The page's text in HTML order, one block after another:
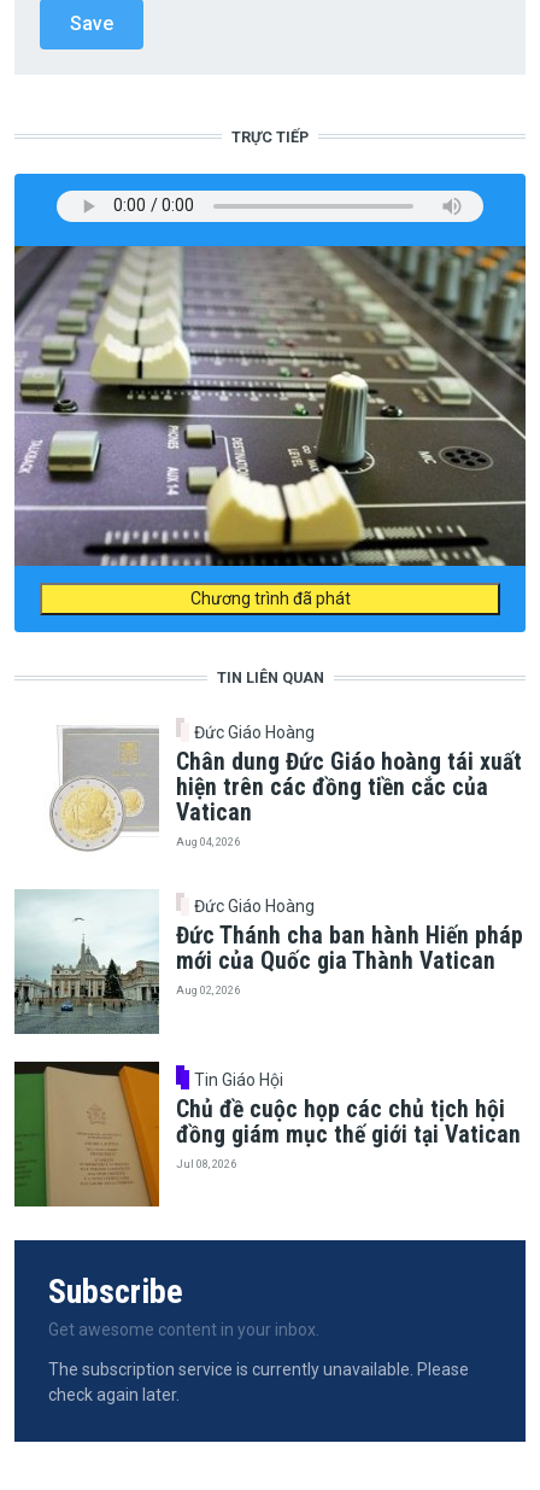
TRỰC TIẾP
Chương trình đã phát
TIN LIÊN QUAN
Đức Giáo Hoàng
Chân dung Đức Giáo hoàng tái xuất
hiện trên các đồng tiền cắc của
Vatican
Aug 04, 2026
Đức Giáo Hoàng
Đức Thánh cha ban hành Hiến pháp
mới của Quốc gia Thành Vatican
Aug 02, 2026
Tin Giáo Hội
Chủ đề cuộc họp các chủ tịch hội
đồng giám mục thế giới tại Vatican
Jul 08, 2026
Subscribe
Get awesome content in your inbox.
The subscription service is currently unavailable. Please
check again later.